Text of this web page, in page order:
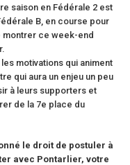
saison en Fédérale 2 est
B, en course pour
montrer ce week-end
motivations qui animent
qui aura un enjeu un peu
à leurs supporters et
de la 7e place du
le droit de postuler à
avec Pontarlier, votre